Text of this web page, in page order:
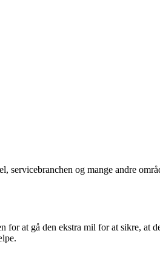
servicebranchen og mange andre
for at gå den ekstra mil for at sikre, at